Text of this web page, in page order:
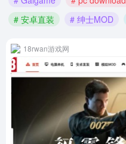
# 安卓直装
# 绅士MOD
18rwan游戏网